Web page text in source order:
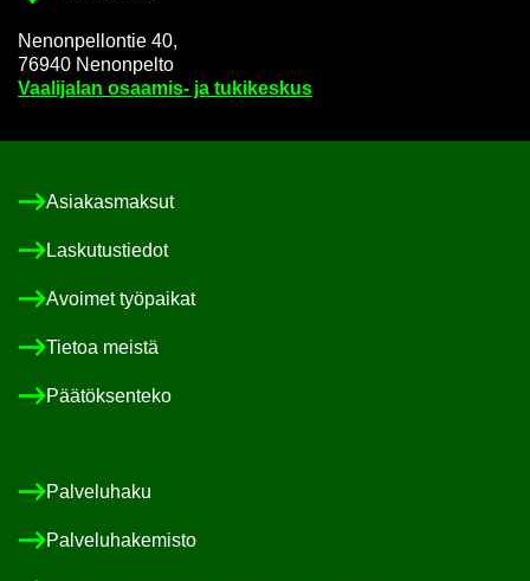
Ne­non­pel­lon­tie 40,
76940 Ne­non­pel­to
Vaa­li­ja­lan osaamis-​ ja tu­ki­kes­kus
Asia­kas­mak­sut
Las­ku­tus­tie­dot
Avoi­met työ­pai­kat
Tie­toa meis­tä
Pää­tök­sen­te­ko
Pal­ve­lu­ha­ku
Pal­ve­lu­ha­ke­mis­to